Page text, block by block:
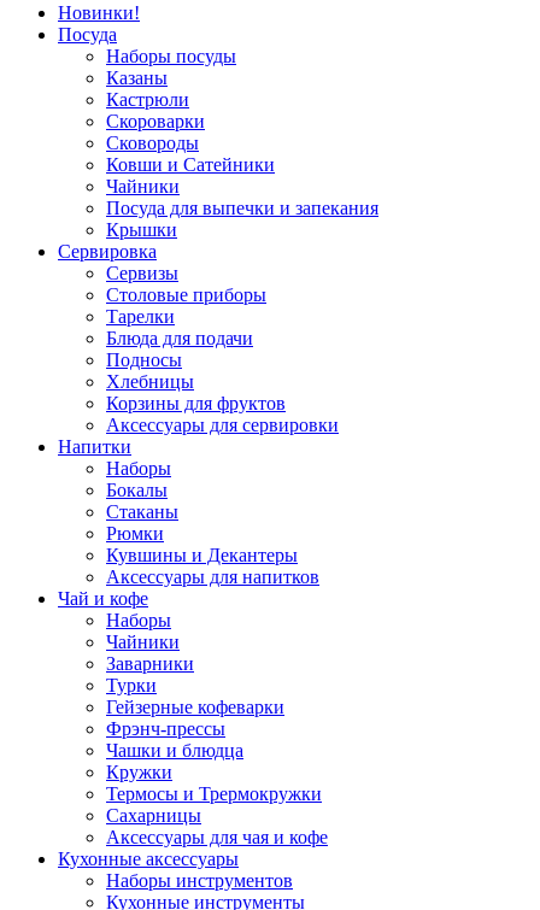
Новинки!
Посуда
Наборы посуды
Казаны
Кастрюли
Скороварки
Сковороды
Ковши и Сатейники
Чайники
Посуда для выпечки и запекания
Крышки
Сервировка
Сервизы
Столовые приборы
Тарелки
Блюда для подачи
Подносы
Хлебницы
Корзины для фруктов
Аксессуары для сервировки
Напитки
Наборы
Бокалы
Стаканы
Рюмки
Кувшины и Декантеры
Аксессуары для напитков
Чай и кофе
Наборы
Чайники
Заварники
Турки
Гейзерные кофеварки
Фрэнч-прессы
Чашки и блюдца
Кружки
Термосы и Трермокружки
Сахарницы
Аксессуары для чая и кофе
Кухонные аксессуары
Наборы инструментов
Кухонные инструменты